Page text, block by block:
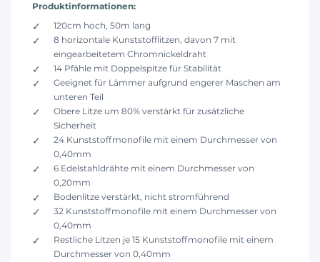
Produktinformationen:
120cm hoch, 50m lang
8 horizontale Kunststofflitzen, davon 7 mit
eingearbeitetem Chromnickeldraht
14 Pfähle mit Doppelspitze für Stabilität
Geeignet für Lämmer aufgrund engerer Maschen am
unteren Teil
Obere Litze um 80% verstärkt für zusätzliche
Sicherheit
24 Kunststoffmonofile mit einem Durchmesser von
0,40mm
6 Edelstahldrähte mit einem Durchmesser von
0,20mm
Bodenlitze verstärkt, nicht stromführend
32 Kunststoffmonofile mit einem Durchmesser von
0,40mm
Restliche Litzen je 15 Kunststoffmonofile mit einem
Durchmesser von 0,40mm